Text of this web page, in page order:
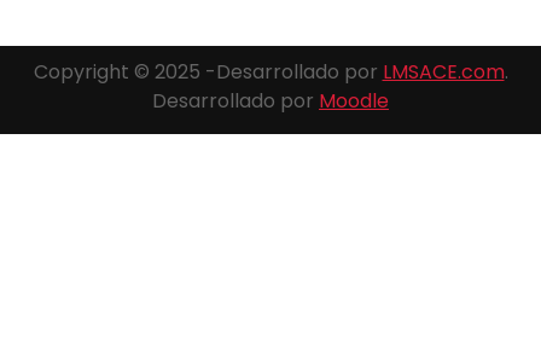
Copyright © 2025 -Desarrollado por LMSACE.com.
Desarrollado por Moodle